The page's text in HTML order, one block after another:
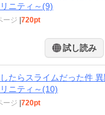
ニティ～(9)
ージ |720pt
試し読み
たらスライムだった件
ニティ～(10)
ージ |720pt